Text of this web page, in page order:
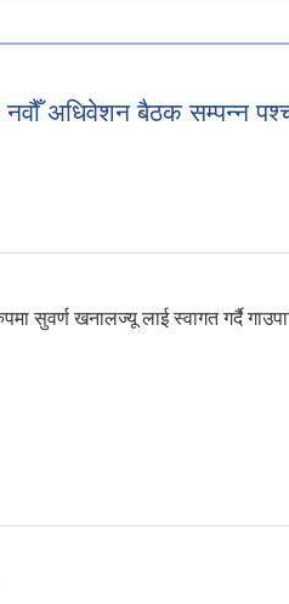
नवौँ अधिवेशन बैठक सम्पन्न
सुवर्ण खनालज्यू लाई स्वागत गर्दै